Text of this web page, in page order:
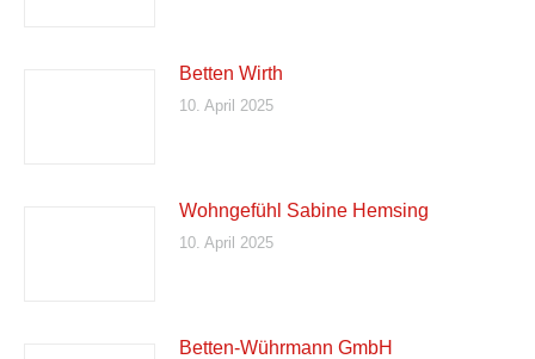
Betten Wirth
10. April 2025
Wohngefühl Sabine Hemsing
10. April 2025
Betten-Wührmann GmbH